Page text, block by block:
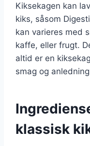
Kiksekagen kan
kiks, såsom
kan varieres med
kaffe, eller frugt.
altid er en
smag og
klassisk